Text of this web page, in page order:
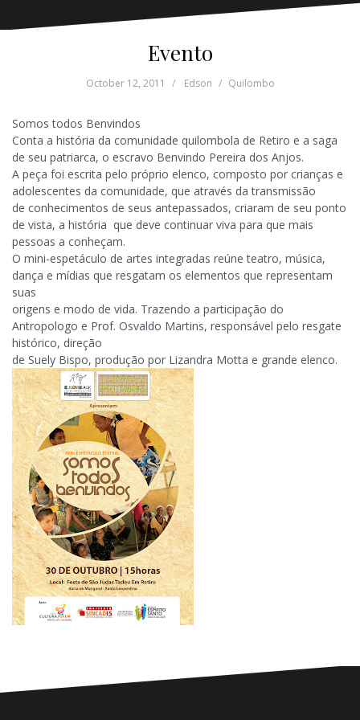
Evento
October 12, 2011 Edson Quilombo
Somos todos Benvindos
Conta a história da comunidade quilombola de Retiro e a saga
de seu patriarca, o escravo Benvindo Pereira dos Anjos.
A peça foi escrita pelo próprio elenco, composto por crianças e
adolescentes da comunidade, que através da transmissão
de conhecimentos de seus antepassados, criaram de seu ponto
de vista, a história que deve continuar viva para que mais
pessoas a conheçam.
O mini-espetáculo de artes integradas reúne teatro, música,
dança e mídias que resgatam os elementos que representam
suas
origens e modo de vida. Trazendo a participação do
Antropologo e Prof. Osvaldo Martins, responsável pelo resgate
histórico, direção
de Suely Bispo, produção por Lizandra Motta e grande elenco.